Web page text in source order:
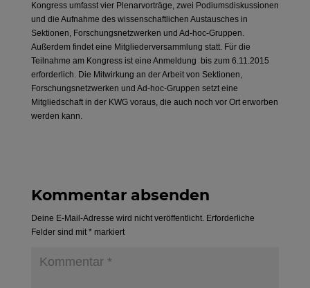
Kongress umfasst vier Plenarvorträge, zwei Podiumsdiskussionen
und die Aufnahme des wissenschaftlichen Austausches in
Sektionen, Forschungsnetzwerken und Ad-hoc-Gruppen.
Außerdem findet eine Mitgliederversammlung statt. Für die
Teilnahme am Kongress ist eine Anmeldung bis zum 6.11.2015
erforderlich. Die Mitwirkung an der Arbeit von Sektionen,
Forschungsnetzwerken und Ad-hoc-Gruppen setzt eine
Mitgliedschaft in der KWG voraus, die auch noch vor Ort erworben
werden kann.
Kommentar absenden
Deine E-Mail-Adresse wird nicht veröffentlicht. Erforderliche
Felder sind mit*markiert